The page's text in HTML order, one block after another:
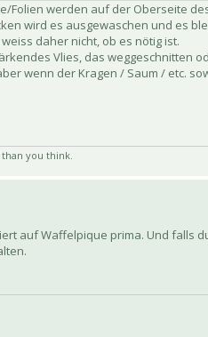
Folien werden auf der Oberseite
wird es ausgewaschen und es
daher nicht, ob es nötig ist.
Vlies, das weggeschnitten
wenn der Kragen / Saum / etc.
you think.
auf Waffelpique prima. Und falls